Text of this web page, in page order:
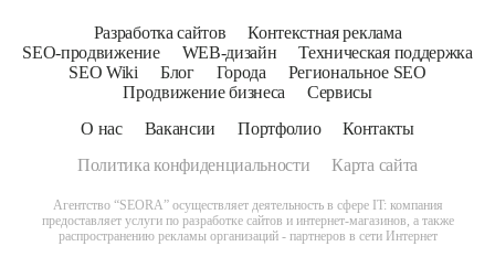
Разработка сайтов
Контекстная реклама
SEO-продвижение
WEB-дизайн
Техническая поддержка
SEO Wiki
Блог Города
Региональное SEO
Продвижение бизнеса
Сервисы
О нас
Вакансии Портфолио
Контакты
Политика конфиденциальности
Карта сайта
Агентство “SEORA” осуществляет деятельность в сфере IT: компания
предоставляет услуги по разработке сайтов и интернет-магазинов, а также
распространению рекламы организаций - партнеров в сети Интернет